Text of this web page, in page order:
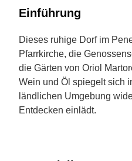
Einführung
Dieses ruhige Dorf im
Pfarrkirche, die
die Gärten von Oriol
Wein und Öl spiegelt sich
ländlichen Umgebung
Entdecken einlädt.